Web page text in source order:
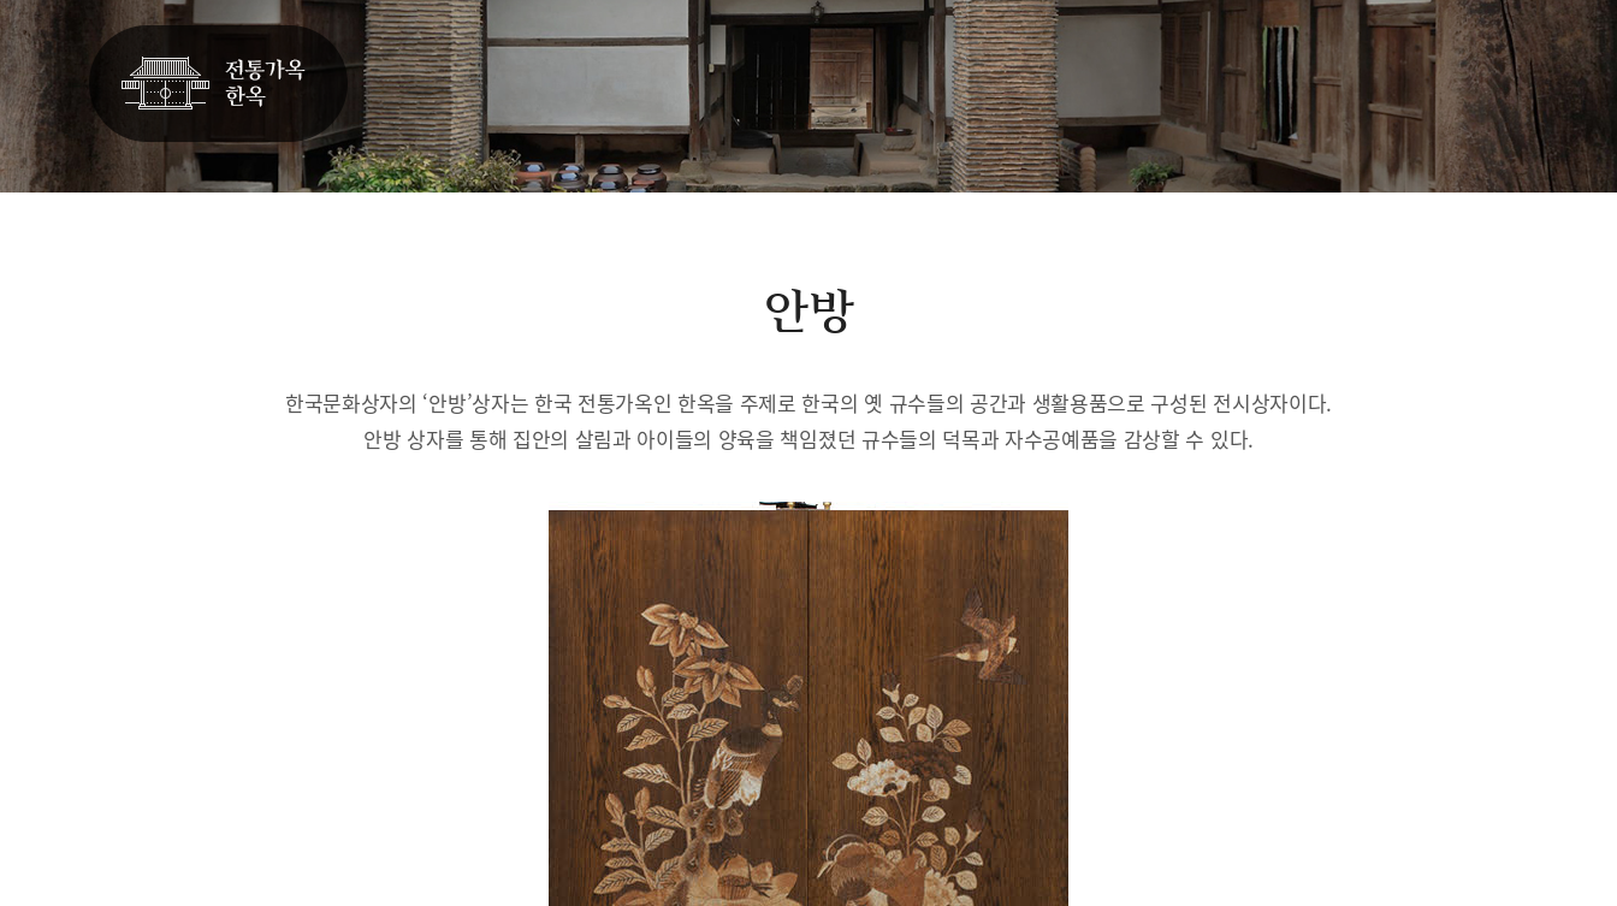
안방
한국문화상자의 ‘안방’상자는 한국 전통가옥인 한옥을 주제로 한국의 옛 규수들의 공간과 생활용품으로 구성된 전시상자이다.
안방 상자를 통해 집안의 살림과 아이들의 양육을 책임졌던 규수들의 덕목과 자수공예품을 감상할 수 있다.